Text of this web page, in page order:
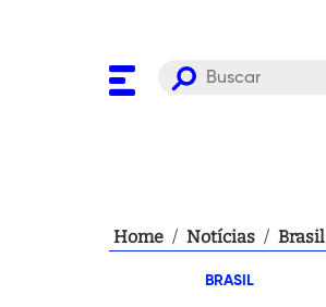
Home / Notícias / Brasil
BRASIL